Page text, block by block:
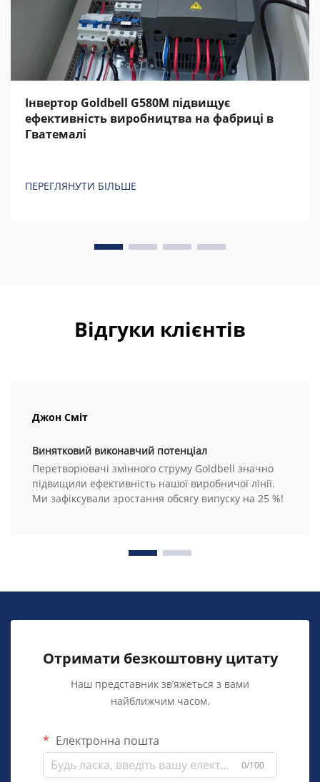
Інвертор Goldbell G580M підвищує
ефективність виробництва на фабриці в
Гватемалі
ПЕРЕГЛЯНУТИ БІЛЬШЕ
Відгуки клієнтів
Джон Сміт
Винятковий виконавчий потенціал
Перетворювачі змінного струму Goldbell значно
підвищили ефективність нашої виробничої лінії.
Ми зафіксували зростання обсягу випуску на 25 %!
Отримати безкоштовну цитату
Наш представник зв’яжеться з вами
найближчим часом.
Електронна пошта
0/100